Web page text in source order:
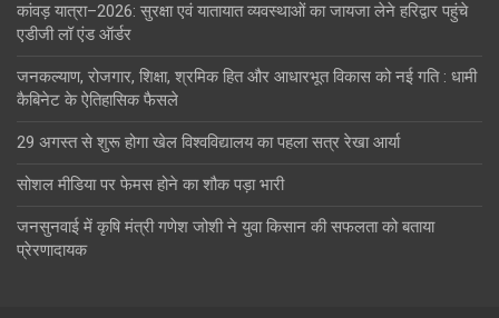
कांवड़ यात्रा–2026: सुरक्षा एवं यातायात व्यवस्थाओं का जायजा लेने हरिद्वार पहुंचे
एडीजी लॉ एंड ऑर्डर
जनकल्याण, रोजगार, शिक्षा, श्रमिक हित और आधारभूत विकास को नई गति : धामी
कैबिनेट के ऐतिहासिक फैसले
29 अगस्त से शुरू होगा खेल विश्वविद्यालय का पहला सत्र रेखा आर्या
सोशल मीडिया पर फेमस होने का शौक पड़ा भारी
जनसुनवाई में कृषि मंत्री गणेश जोशी ने युवा किसान की सफलता को बताया
प्रेरणादायक